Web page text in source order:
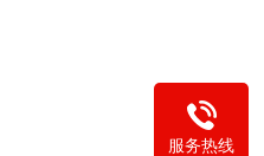
服务热线